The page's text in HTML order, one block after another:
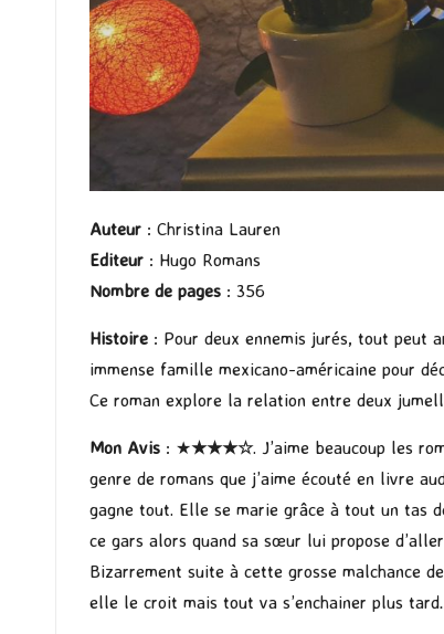
Auteur : Christina Lauren
Editeur : Hugo Romans
Nombre de pages : 356
Histoire : Pour deux ennemis jurés, tout peut
immense famille mexicano-américaine pour
Ce roman explore la relation entre deux
Mon Avis : ★★★★☆. J’aime beaucoup les
genre de romans que j’aime écouté en livre
gagne tout. Elle se marie grâce à tout un tas
ce gars alors quand sa sœur lui propose
Bizarrement suite à cette grosse malchance
elle le croit mais tout va s’enchainer plus